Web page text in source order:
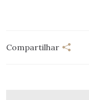
Compartilhar